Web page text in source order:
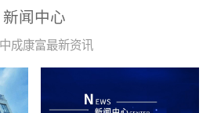
新闻中心
中成康富最新资讯